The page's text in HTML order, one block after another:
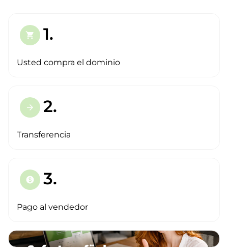
shopping_cart 1.
Usted compra el dominio
arrow_forward 2.
Transferencia
paid 3.
Pago al vendedor